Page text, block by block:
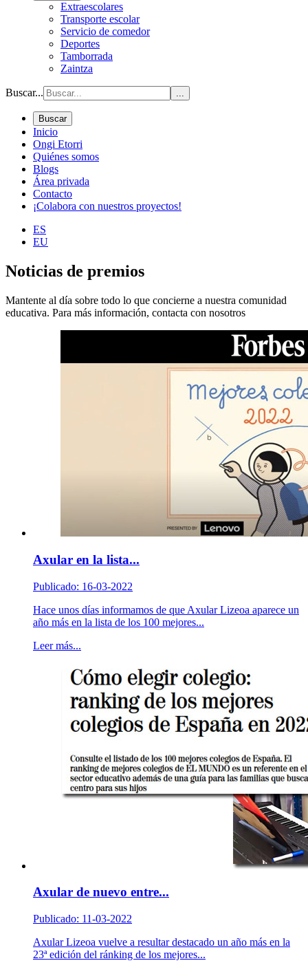
Extraescolares
Transporte escolar
Servicio de comedor
Deportes
Tamborrada
Zaintza
Buscar... ...
Buscar
Inicio
Ongi Etorri
Quiénes somos
Blogs
Área privada
Contacto
¡Colabora con nuestros proyectos!
ES
EU
Noticias de premios
Mantente al día sobre todo lo que concierne a nuestra comunidad
educativa. Para más información, contacta con nosotros
Axular en la lista...
Publicado: 16-03-2022
Hace unos días informamos de que Axular Lizeoa aparece un
año más en la lista de los 100 mejores...
Leer más...
Axular de nuevo entre...
Publicado: 11-03-2022
Axular Lizeoa vuelve a resultar destacado un año más en la
23ª edición del ránking de los mejores...